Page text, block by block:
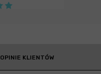
OPINIE KLIENTÓW